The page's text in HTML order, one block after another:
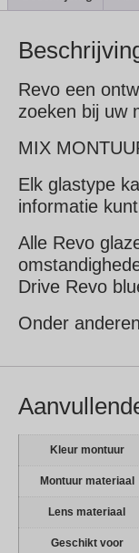
Revo een
zoeken bij uw
MIX
Elk glastype
informatie
Alle Revo
Drive Revo
Onder
Kleur montuur
Montuur materiaal
Lens materiaal
Geschikt voor